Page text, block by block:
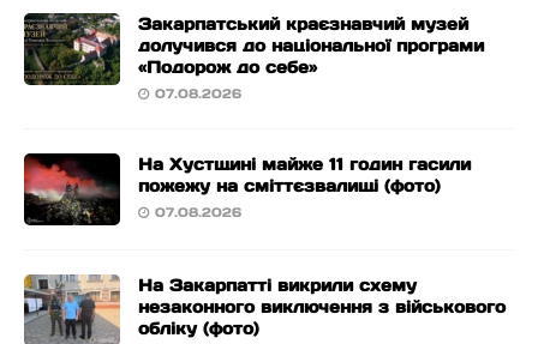
Закарпатський краєзнавчий музей
долучився до національної програми
«Подорож до себе»
07.08.2026
На Хустщині майже 11 годин гасили
пожежу на сміттєзвалищі (фото)
07.08.2026
На Закарпатті викрили схему
незаконного виключення з військового
обліку (фото)